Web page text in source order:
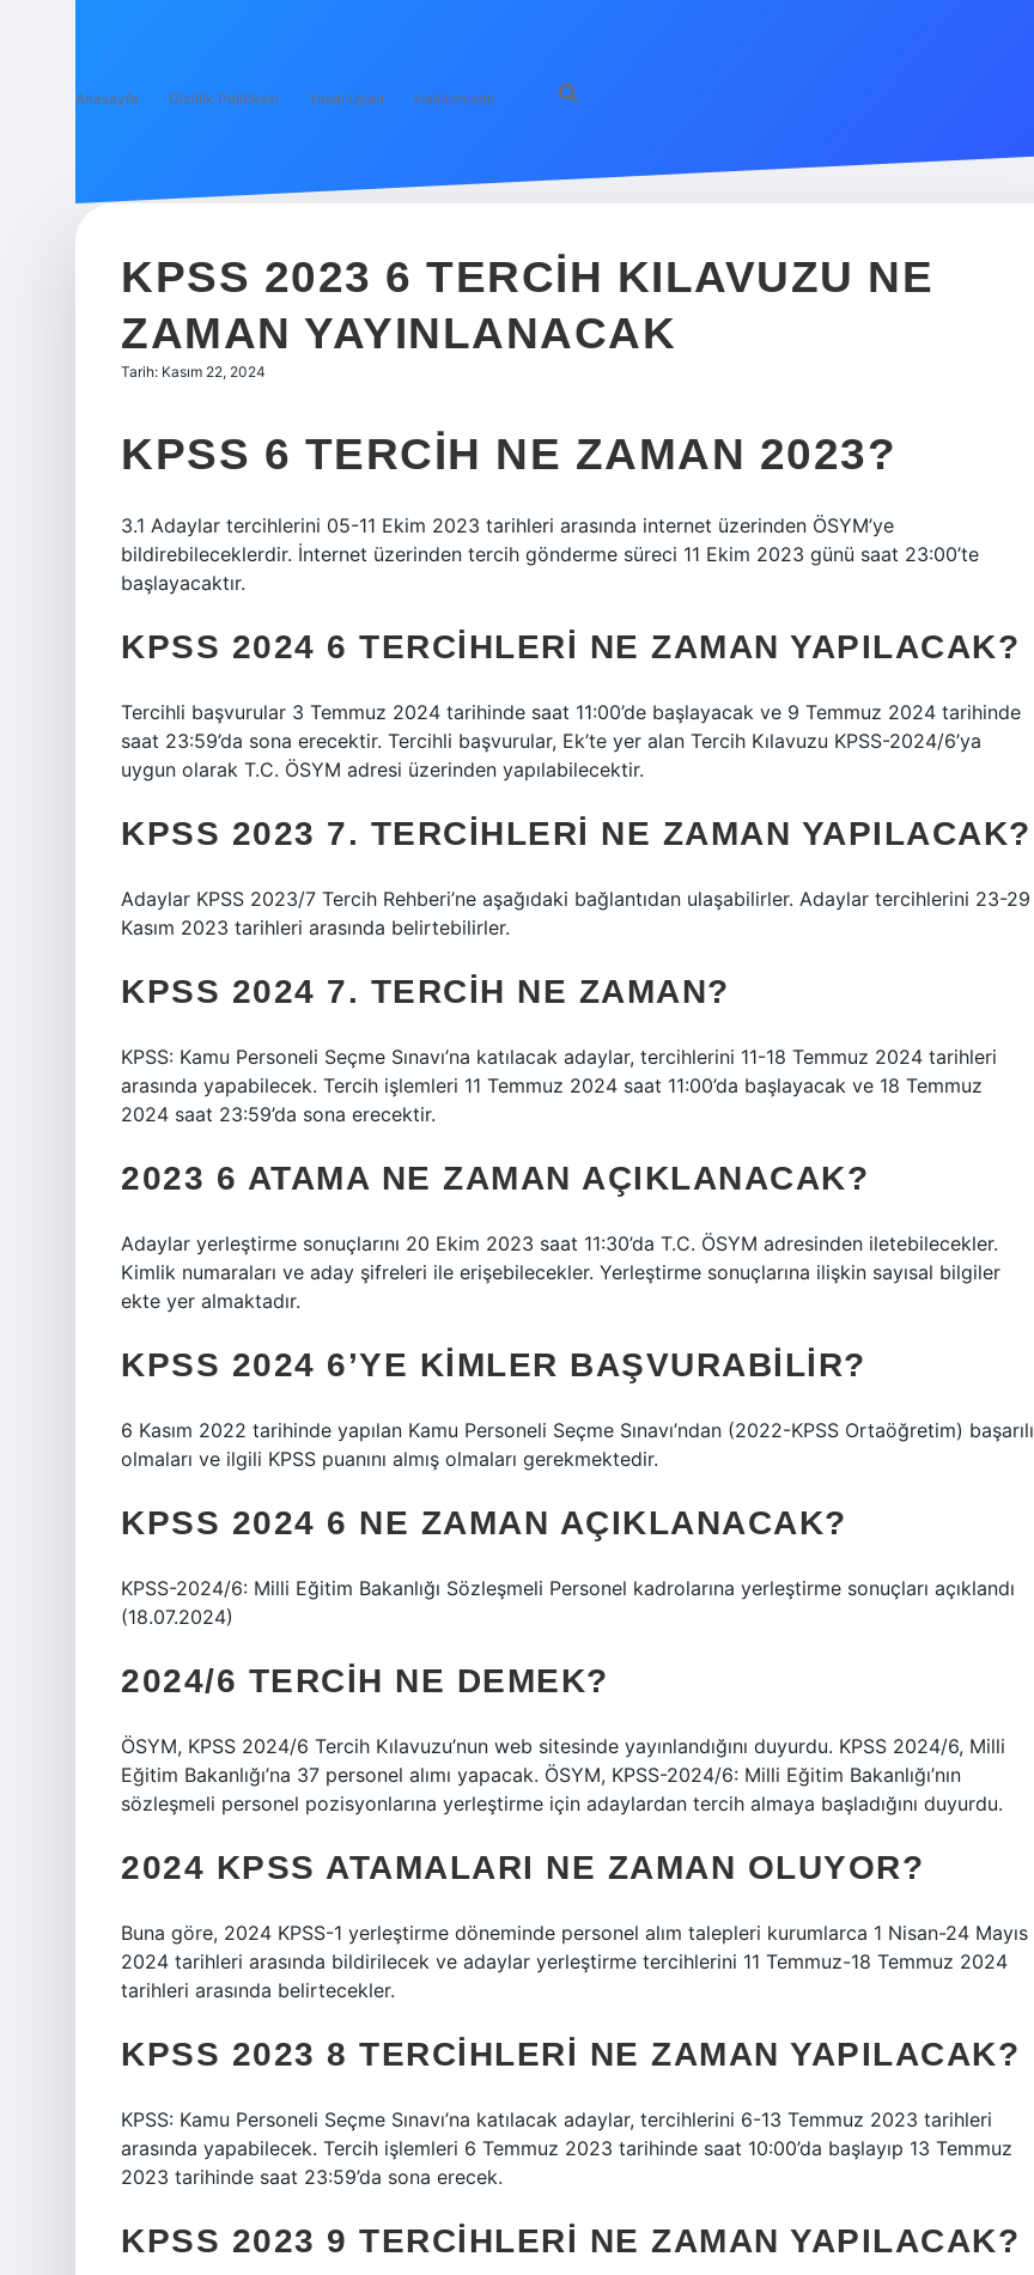
Anasayfa Gizlilik Politikası Yasal Uyarı Hakkımızda
KPSS 2023 6 TERCIH KILAVUZU NE
ZAMAN YAYINLANACAK
Tarih: Kasım 22, 2024
KPSS 6 TERCIH NE ZAMAN 2023?
3.1 Adaylar tercihlerini 05-11 Ekim 2023 tarihleri ​​arasında internet üzerinden ÖSYM’ye
bildirebileceklerdir. İnternet üzerinden tercih gönderme süreci 11 Ekim 2023 günü saat 23:00’te
başlayacaktır.
KPSS 2024 6 TERCIHLERI NE ZAMAN YAPILACAK?
Tercihli başvurular 3 Temmuz 2024 tarihinde saat 11:00’de başlayacak ve 9 Temmuz 2024 tarihinde
saat 23:59’da sona erecektir. Tercihli başvurular, Ek’te yer alan Tercih Kılavuzu KPSS-2024/6’ya
uygun olarak T.C. ÖSYM adresi üzerinden yapılabilecektir.
KPSS 2023 7. TERCIHLERI NE ZAMAN YAPILACAK?
Adaylar KPSS 2023/7 Tercih Rehberi’ne aşağıdaki bağlantıdan ulaşabilirler. Adaylar tercihlerini 23-29
Kasım 2023 tarihleri ​​arasında belirtebilirler.
KPSS 2024 7. TERCIH NE ZAMAN?
KPSS: Kamu Personeli Seçme Sınavı’na katılacak adaylar, tercihlerini 11-18 Temmuz 2024 tarihleri ​​
arasında yapabilecek. Tercih işlemleri 11 Temmuz 2024 saat 11:00’da başlayacak ve 18 Temmuz
2024 saat 23:59’da sona erecektir.
2023 6 ATAMA NE ZAMAN AÇIKLANACAK?
Adaylar yerleştirme sonuçlarını 20 Ekim 2023 saat 11:30’da T.C. ÖSYM adresinden iletebilecekler.
Kimlik numaraları ve aday şifreleri ile erişebilecekler. Yerleştirme sonuçlarına ilişkin sayısal bilgiler
ekte yer almaktadır.
KPSS 2024 6’YE KIMLER BAŞVURABILIR?
6 Kasım 2022 tarihinde yapılan Kamu Personeli Seçme Sınavı’ndan (2022-KPSS Ortaöğretim) başarılı
olmaları ve ilgili KPSS puanını almış olmaları gerekmektedir.
KPSS 2024 6 NE ZAMAN AÇIKLANACAK?
KPSS-2024/6: Milli Eğitim Bakanlığı Sözleşmeli Personel kadrolarına yerleştirme sonuçları açıklandı
(18.07.2024)
2024/6 TERCIH NE DEMEK?
ÖSYM, KPSS 2024/6 Tercih Kılavuzu’nun web sitesinde yayınlandığını duyurdu. KPSS 2024/6, Milli
Eğitim Bakanlığı’na 37 personel alımı yapacak. ÖSYM, KPSS-2024/6: Milli Eğitim Bakanlığı’nın
sözleşmeli personel pozisyonlarına yerleştirme için adaylardan tercih almaya başladığını duyurdu.
2024 KPSS ATAMALARI NE ZAMAN OLUYOR?
Buna göre, 2024 KPSS-1 yerleştirme döneminde personel alım talepleri kurumlarca 1 Nisan-24 Mayıs
2024 tarihleri ​​arasında bildirilecek ve adaylar yerleştirme tercihlerini 11 Temmuz-18 Temmuz 2024
tarihleri ​​arasında belirtecekler.
KPSS 2023 8 TERCIHLERI NE ZAMAN YAPILACAK?
KPSS: Kamu Personeli Seçme Sınavı’na katılacak adaylar, tercihlerini 6-13 Temmuz 2023 tarihleri ​​
arasında yapabilecek. Tercih işlemleri 6 Temmuz 2023 tarihinde saat 10:00’da başlayıp 13 Temmuz
2023 tarihinde saat 23:59’da sona erecek.
KPSS 2023 9 TERCIHLERI NE ZAMAN YAPILACAK?